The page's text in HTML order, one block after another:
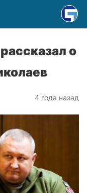
о
4 года назад